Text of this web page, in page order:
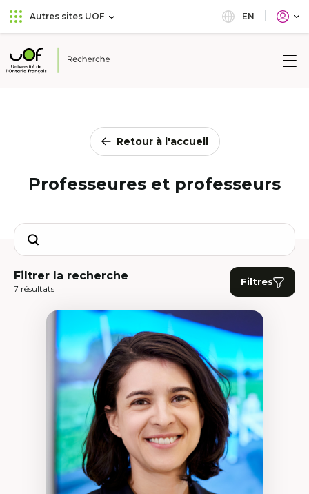
Aller
au
principal
Passer
au
Autres sites UOF EN
Université
Retour à l'accueil
Professeures et professeurs
Search
Filtrer la recherche
7 résultats
Filtres